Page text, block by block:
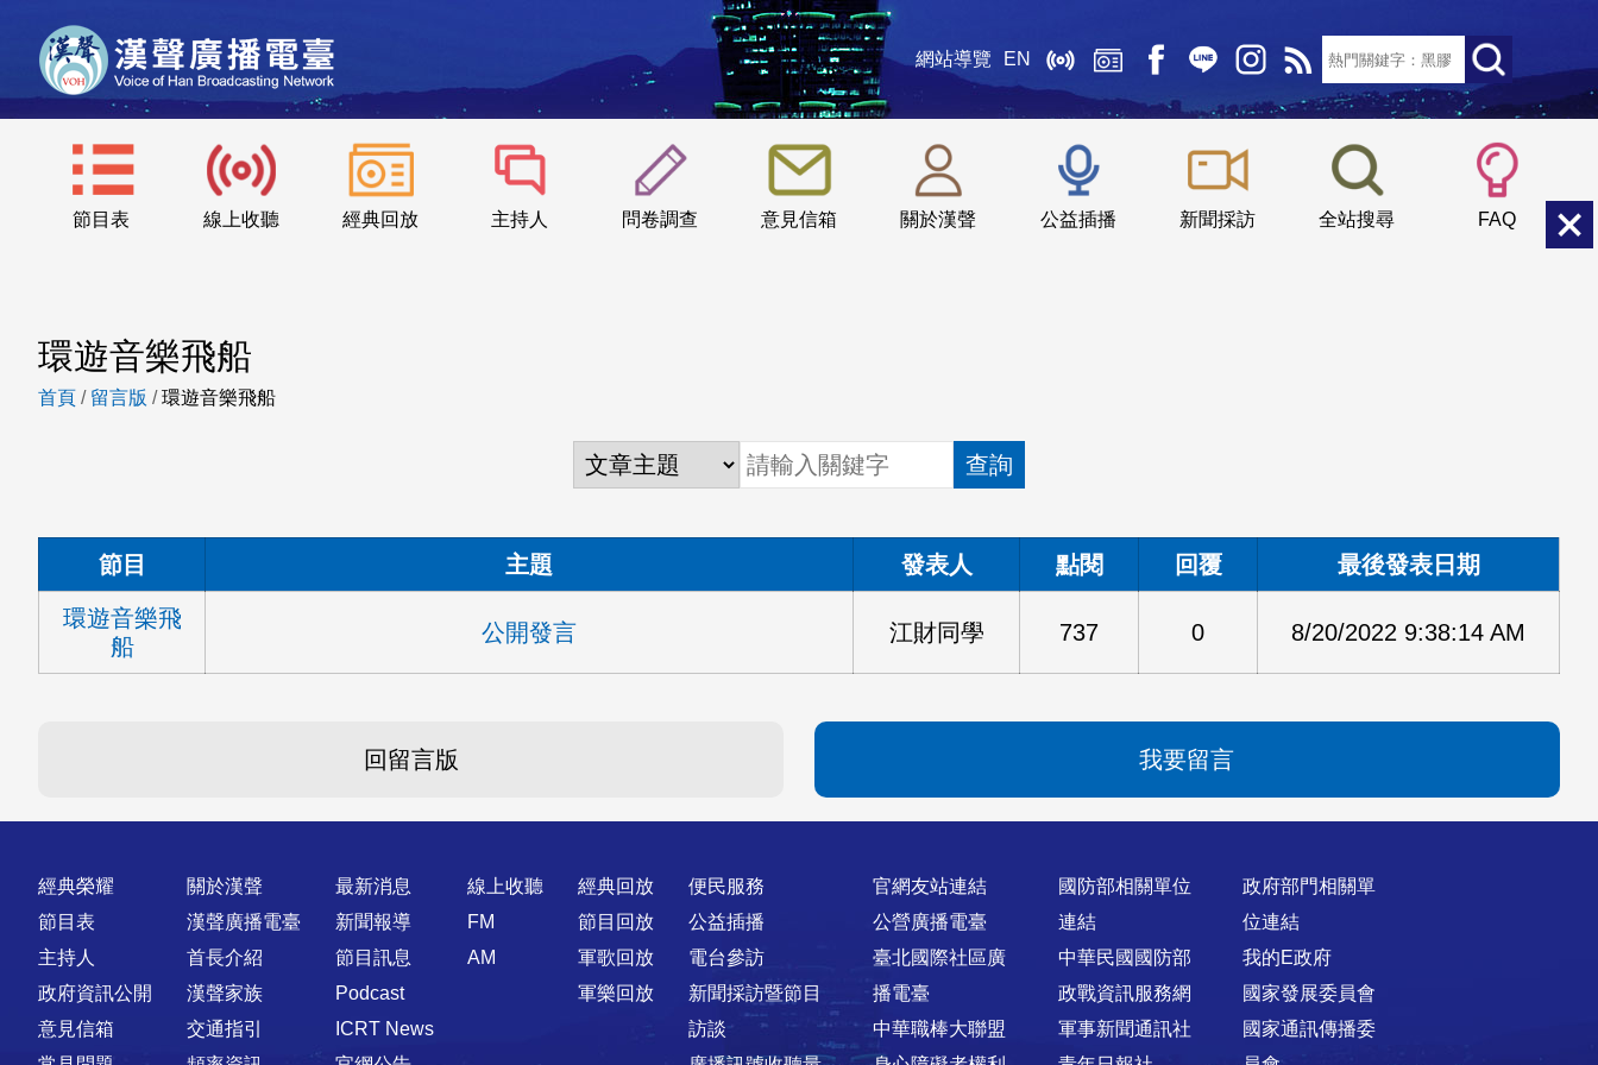
網站導覽 EN
節目表 線上收聽 經典回放 主持人 問卷調查 意見信箱 關於漢聲 公益插播 新聞採訪 全站搜尋 FAQ
::: 小 中
環遊音樂飛船
首頁 / 留言版 /環遊音樂飛船
查詢
節目 主題 發表人 點閱 回覆 最後發表日期
環遊音樂飛
船
公開發言 江財同學 737 0 8/20/2022 9:38:14 AM
回留言版 我要留言
快速連結
經典榮耀
節目表
主持人
政府資訊公開
意見信箱
關於漢聲
漢聲廣播電臺
首長介紹
漢聲家族
交通指引
最新消息
新聞報導
節目訊息
Podcast
ICRT News
線上收聽
FM
AM
經典回放
節目回放
軍歌回放
軍樂回放
便民服務
公益插播
電台參訪
新聞採訪暨節目
訪談
官網友站連結
公營廣播電臺
臺北國際社區廣
播電臺
中華職棒大聯盟
國防部相關單位
連結
中華民國國防部
政戰資訊服務網
軍事新聞通訊社
政府部門相關單
位連結
我的E政府
國家發展委員會
國家通訊傳播委